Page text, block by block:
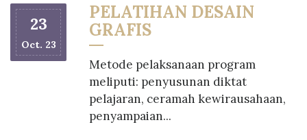
23
Oct. 23
PELATIHAN DESAIN
GRAFIS
Metode pelaksanaan program
meliputi: penyusunan diktat
pelajaran, ceramah kewirausahaan,
penyampaian...